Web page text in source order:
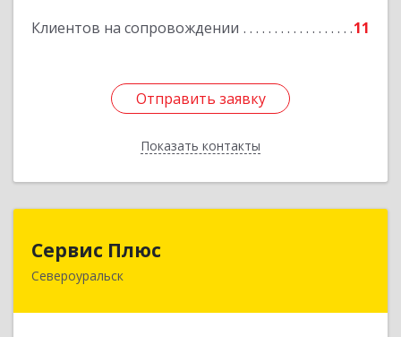
Клиентов на сопровождении 11
Отправить заявку
Показать контакты
Подробнее
Отправить заявку
Назад
Сервис Плюс
Североуральск
624480, Свердловская обл, Североуральск г,